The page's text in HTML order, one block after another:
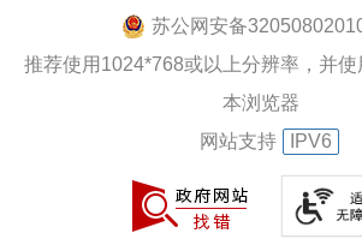
苏公网安备
推荐使用1024*768或以上分辨率，并使
本浏览器
网站支持
IPV6